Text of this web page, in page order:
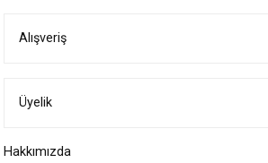
Ürün bilgilerinde hatalar bulunuyor.
Bu ürüne benzer farklı alternatifler olmalı.
Alışveriş
Üyelik
Hakkımızda